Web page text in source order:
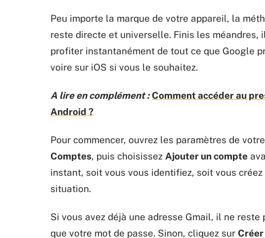
Peu importe la marque de votre appareil, la
reste directe et universelle. Finis les
profiter instantanément de tout ce que Google
voire sur iOS si vous le souhaitez.
A lire en complément : Comment accéder au
Android ?
Pour commencer, ouvrez les paramètres de
Comptes, puis choisissez Ajouter un compte
instant, soit vous vous identifiez, soit vous
situation.
Si vous avez déjà une adresse Gmail, il ne
que votre mot de passe. Sinon, cliquez sur